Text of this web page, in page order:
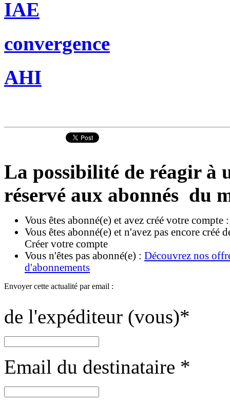
IAE
convergence
AHI
La possibilité de réagir à
réservé aux abonnés du
Vous êtes abonné(e) et avez créé votre compte
Vous êtes abonné(e) et n'avez pas encore créé
Créer votre compte
Vous n'êtes pas abonné(e) : Découvrez nos
d'abonnements
Envoyer cette actualité par email :
de l'expéditeur (vous)*
Email du destinataire *